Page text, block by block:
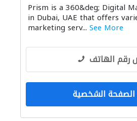
Prism is a 360&deg; Digital
in Dubai, UAE that offers
marketing serv... See More
رقم الهاتف
الشخصية